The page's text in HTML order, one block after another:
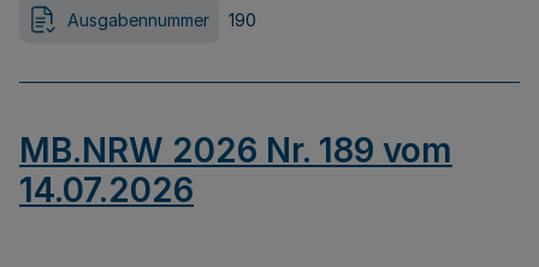
Ausgabennummer 190
MB.NRW 2026 Nr. 189 vom
14.07.2026